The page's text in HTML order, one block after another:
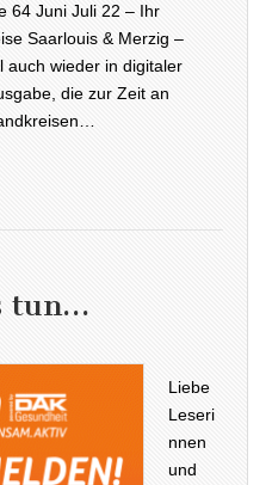
64 Juni Juli 22 – Ihr
Saarlouis & Merzig –
auch wieder in digitaler
die zur Zeit an
tun…
Liebe
Leseri
nnen
und